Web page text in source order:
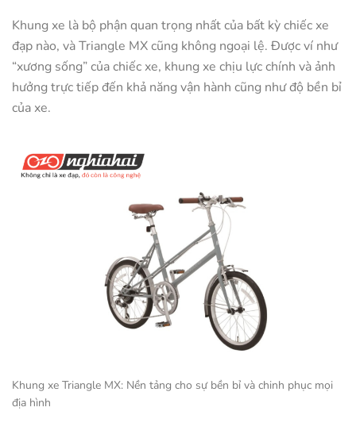
Khung xe là bộ phận quan trọng nhất của bất kỳ chiếc xe
đạp nào, và Triangle MX cũng không ngoại lệ. Được ví như
“xương sống” của chiếc xe, khung xe chịu lực chính và ảnh
hưởng trực tiếp đến khả năng vận hành cũng như độ bền bỉ
của xe.
Khung xe Triangle MX: Nền tảng cho sự bền bỉ và chinh phục mọi
địa hình